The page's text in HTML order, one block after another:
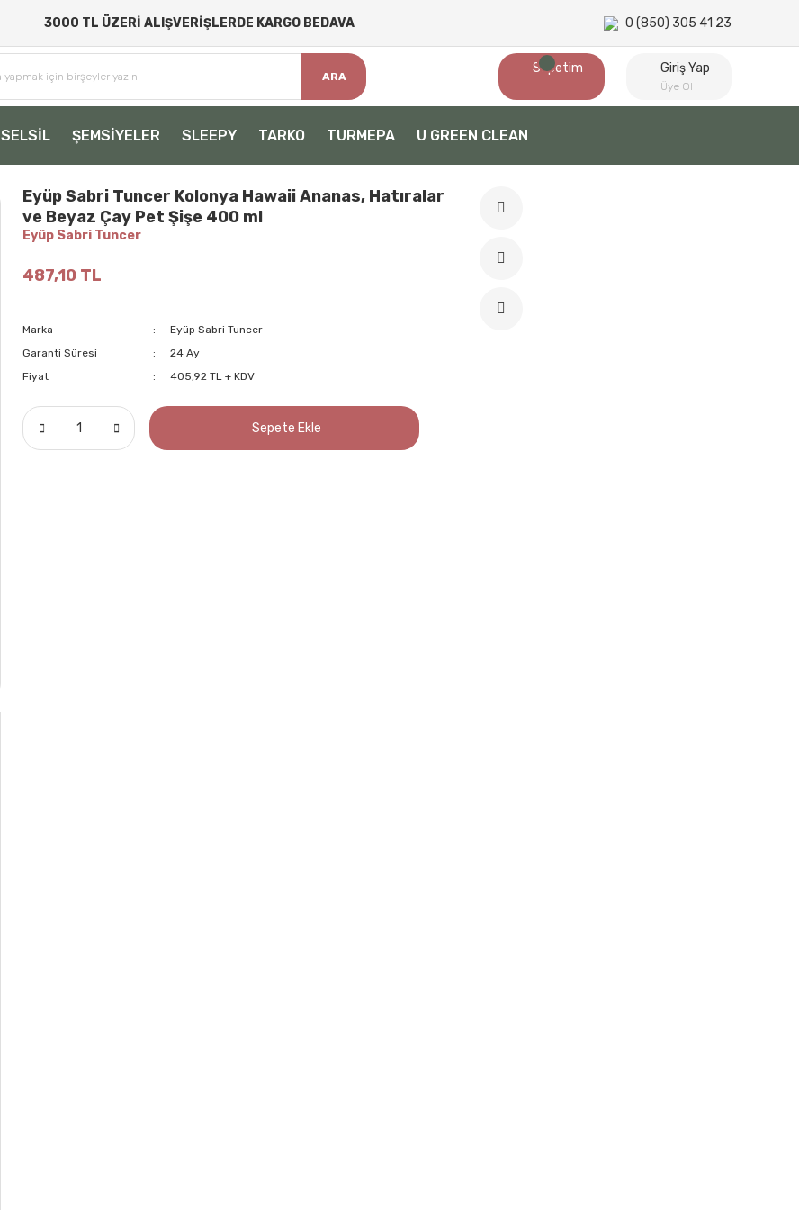
3000 TL ÜZERİ ALIŞVERİŞLERDE KARGO BEDAVA 0 (850) 305 41 23
ARA
Sepetim Giriş Yap
Üye Ol
SELSİL ŞEMSİYELER SLEEPY TARKO TURMEPA U GREEN CLEAN
Eyüp Sabri Tuncer Kolonya Hawaii Ananas, Hatıralar
ve Beyaz Çay Pet Şişe 400 ml
Eyüp Sabri Tuncer
487,10 TL
Marka
Eyüp Sabri Tuncer
Garanti Süresi
24 Ay
Fiyat
405,92 TL + KDV
Sepete Ekle